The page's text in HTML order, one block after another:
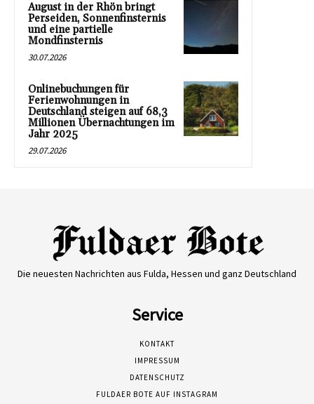
August in der Rhön bringt
Perseiden, Sonnenfinsternis
und eine partielle
Mondfinsternis
30.07.2026
Onlinebuchungen für
Ferienwohnungen in
Deutschland steigen auf 68,3
Millionen Übernachtungen im
Jahr 2025
29.07.2026
Die neuesten Nachrichten aus Fulda, Hessen und ganz Deutschland
Service
KONTAKT
IMPRESSUM
DATENSCHUTZ
FULDAER BOTE AUF INSTAGRAM